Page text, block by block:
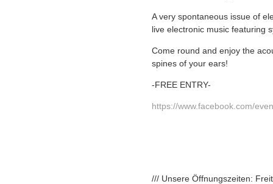
A very spontaneous issue of
live electronic music featuring
Come round and enjoy the
spines of your ears!
-FREE ENTRY-
https://www.facebook.com/
/// Unsere Öffnungszeiten: